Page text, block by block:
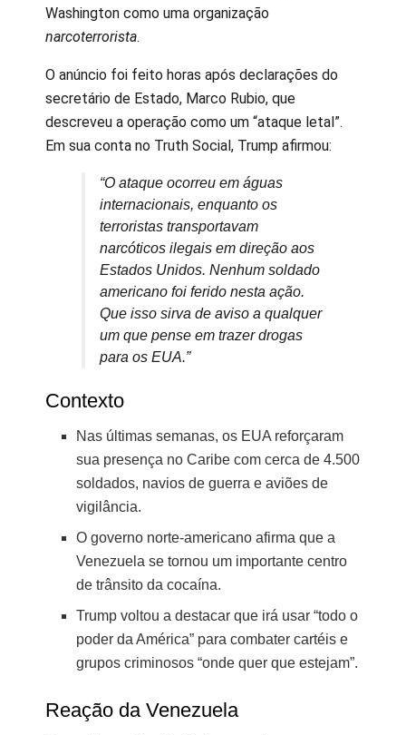
Washington como uma organização
narcoterrorista.
O anúncio foi feito horas após declarações do
secretário de Estado, Marco Rubio, que
descreveu a operação como um “ataque letal”.
Em sua conta no Truth Social, Trump afirmou:
“O ataque ocorreu em águas
internacionais, enquanto os
terroristas transportavam
narcóticos ilegais em direção aos
Estados Unidos. Nenhum soldado
americano foi ferido nesta ação.
Que isso sirva de aviso a qualquer
um que pense em trazer drogas
para os EUA.”
Contexto
Nas últimas semanas, os EUA reforçaram
sua presença no Caribe com cerca de 4.500
soldados, navios de guerra e aviões de
vigilância.
O governo norte-americano afirma que a
Venezuela se tornou um importante centro
de trânsito da cocaína.
Trump voltou a destacar que irá usar “todo o
poder da América” para combater cartéis e
grupos criminosos “onde quer que estejam”.
Reação da Venezuela